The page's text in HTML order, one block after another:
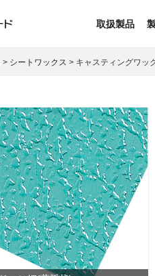
取扱製品
> シートワックス > キャスティングワッ